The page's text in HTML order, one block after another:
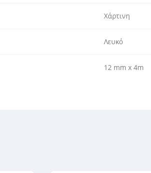
Χάρτινη
Λευκό
12 mm x 4m